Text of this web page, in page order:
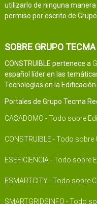
utilizarlo de ninguna
permiso por escrito de
SOBRE GRUPO TECMA
CONSTRUIBLE pertenece a
español líder en las
Tecnologías en la Edificación
Portales de Grupo Tecma
CASADOMO - Todo sobre
CONSTRUIBLE - Todo
ESEFICIENCIA - Todo sobre
ESMARTCITY - Todo sobre
SMARTGRIDSINFO - Todo